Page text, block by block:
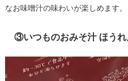
なお味噌汁の味わいが楽しめます。
③いつものおみそ汁 ほうれ